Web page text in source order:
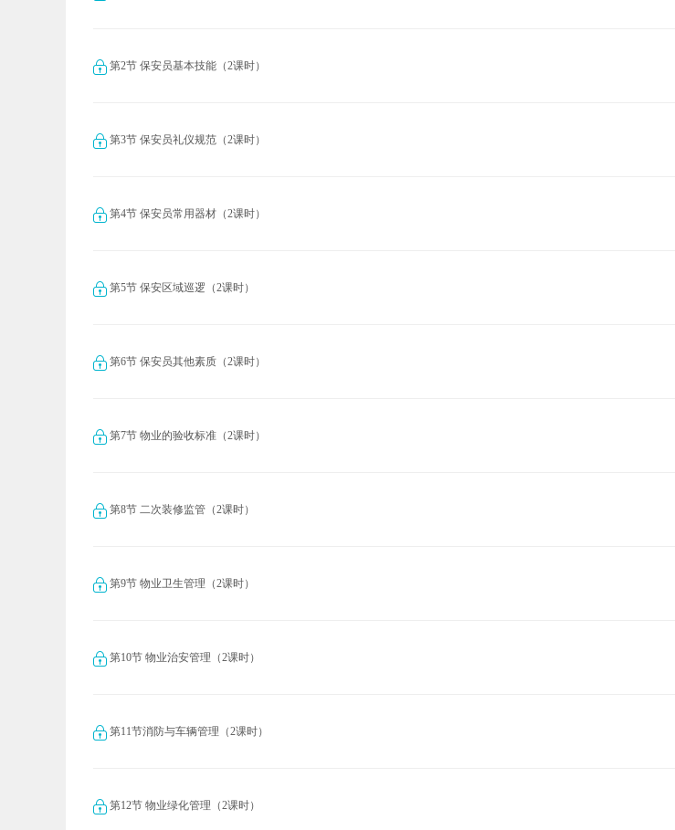
第2节 保安员基本技能（2课时）
第3节 保安员礼仪规范（2课时）
第4节 保安员常用器材（2课时）
第5节 保安区域巡逻（2课时）
第6节 保安员其他素质（2课时）
第7节 物业的验收标准（2课时）
第8节 二次装修监管（2课时）
第9节 物业卫生管理（2课时）
第10节 物业治安管理（2课时）
第11节消防与车辆管理（2课时）
第12节 物业绿化管理（2课时）